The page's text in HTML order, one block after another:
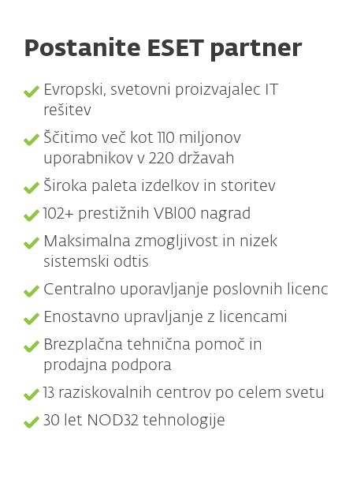
Postanite ESET partner
Evropski, svetovni proizvajalec IT
rešitev
Ščitimo več kot 110 miljonov
uporabnikov v 220 državah
Široka paleta izdelkov in storitev
102+ prestižnih VBl00 nagrad
Maksimalna zmogljivost in nizek
sistemski odtis
Centralno uporavljanje poslovnih licenc
Enostavno upravljanje z licencami
Brezplačna tehnična pomoč in
prodajna podpora
13 raziskovalnih centrov po celem svetu
30 let NOD32 tehnologije